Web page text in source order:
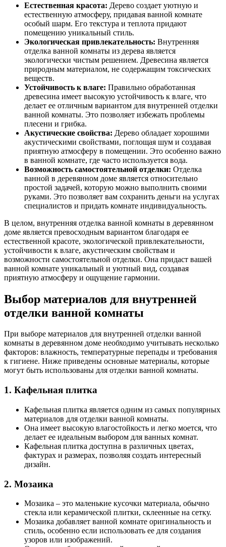
Естественная красота: Дерево создает уютную и
естественную атмосферу, придавая ванной комнате
особый шарм. Его текстура и теплота придают
помещению уникальный стиль.
Экологическая привлекательность: Внутренняя
отделка ванной комнаты из дерева является
экологически чистым решением. Древесина является
природным материалом, не содержащим токсических
веществ.
Устойчивость к влаге: Правильно обработанная
древесина имеет высокую устойчивость к влаге, что
делает ее отличным вариантом для внутренней отделки
ванной комнаты. Это позволяет избежать проблемы
плесени и грибка.
Акустические свойства: Дерево обладает хорошими
акустическими свойствами, поглощая шум и создавая
приятную атмосферу в помещении. Это особенно важно
в ванной комнате, где часто используется вода.
Возможность самостоятельной отделки: Отделка
ванной в деревянном доме является относительно
простой задачей, которую можно выполнить своими
руками. Это позволяет вам сохранить деньги на услугах
специалистов и придать комнате индивидуальность.
В целом, внутренняя отделка ванной комнаты в деревянном
доме является превосходным вариантом благодаря ее
естественной красоте, экологической привлекательности,
устойчивости к влаге, акустическим свойствам и
возможности самостоятельной отделки. Она придаст вашей
ванной комнате уникальный и уютный вид, создавая
приятную атмосферу и ощущение гармонии.
Выбор материалов для внутренней
отделки ванной комнаты
При выборе материалов для внутренней отделки ванной
комнаты в деревянном доме необходимо учитывать несколько
факторов: влажность, температурные перепады и требования
к гигиене. Ниже приведены основные материалы, которые
могут быть использованы для отделки ванной комнаты.
1. Кафельная плитка
Кафельная плитка является одним из самых популярных
материалов для отделки ванной комнаты.
Она имеет высокую влагостойкость и легко моется, что
делает ее идеальным выбором для ванных комнат.
Кафельная плитка доступна в различных цветах,
фактурах и размерах, позволяя создать интересный
дизайн.
2. Мозаика
Мозаика – это маленькие кусочки материала, обычно
стекла или керамической плитки, склеенные на сетку.
Мозаика добавляет ванной комнате оригинальность и
стиль, особенно если использовать ее для создания
узоров или изображений.